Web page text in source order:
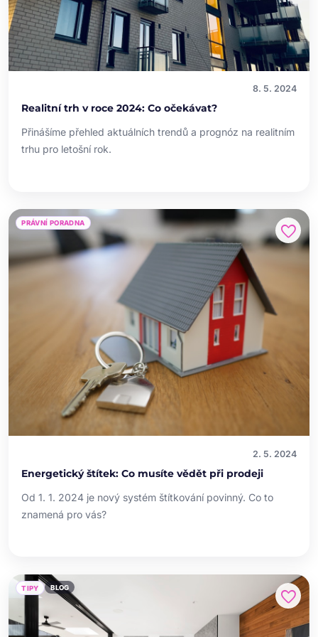
8. 5. 2024
Realitní trh v roce 2024: Co očekávat?
Přinášíme přehled aktuálních trendů a prognóz na realitním
trhu pro letošní rok.
PRÁVNÍ PORADNA favorite
2. 5. 2024
Energetický štítek: Co musíte vědět při prodeji
Od 1. 1. 2024 je nový systém štítkování povinný. Co to
znamená pro vás?
TIPY BLOG favorite